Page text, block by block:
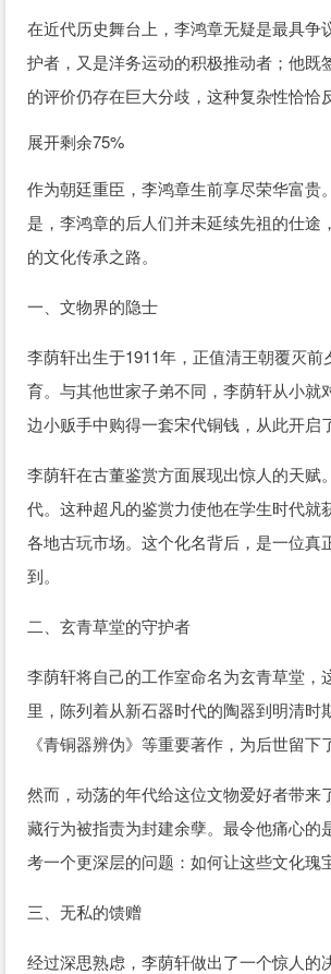
在近代历史舞台上，李鸿章无疑是最具
护者，又是洋务运动的积极推动者；他
的评价仍存在巨大分歧，这种复杂性恰恰
展开剩余75%
作为朝廷重臣，李鸿章生前享尽荣华富
是，李鸿章的后人们并未延续先祖的仕
的文化传承之路。
一、文物界的隐士
李荫轩出生于1911年，正值清王朝覆灭
育。与其他世家子弟不同，李荫轩从小
边小贩手中购得一套宋代铜钱，从此开启
李荫轩在古董鉴赏方面展现出惊人的天
代。这种超凡的鉴赏力使他在学生时代
各地古玩市场。这个化名背后，是一位
到。
二、玄青草堂的守护者
李荫轩将自己的工作室命名为玄青草堂
里，陈列着从新石器时代的陶器到明清时
《青铜器辨伪》等重要著作，为后世留下
然而，动荡的年代给这位文物爱好者带
藏行为被指责为封建余孽。最令他痛心
考一个更深层的问题：如何让这些文化瑰
三、无私的馈赠
经过深思熟虑，李荫轩做出了一个惊人